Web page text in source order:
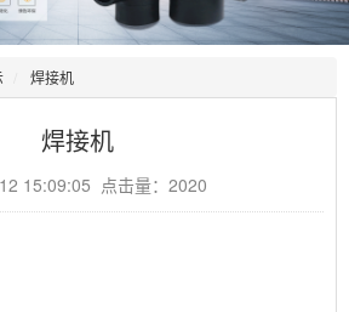
焊接机
焊接机
15:09:05 点击量：2020